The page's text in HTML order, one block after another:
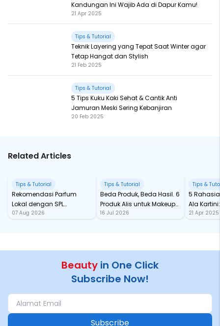
Kandungan Ini Wajib Ada di Dapur Kamu!
21 Apr 2025
Tips & Tutorial
Teknik Layering yang Tepat Saat Winter agar
Tetap Hangat dan Stylish
21 Feb 2025
Tips & Tutorial
5 Tips Kuku Kaki Sehat & Cantik Anti
Jamuran Meski Sering Kebanjiran
20 Feb 2025
Related Articles
Tips & Tutorial
Rekomendasi Parfum
Lokal dengan SPL
Fantastis
07 Aug 2026
Tips & Tutorial
Beda Produk, Beda Hasil. 6
Produk Alis untuk Makeup
Mata yang On Point
16 Jul 2026
Tips &
5
Ala
Wajib
21 Apr 2025
Beauty in One Click
Subscribe Now!
Subscribe